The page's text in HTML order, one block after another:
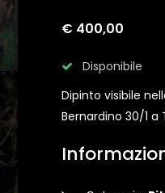
€ 400,00
Disponibile
Dipinto visibile
Bernardino 30/1 a